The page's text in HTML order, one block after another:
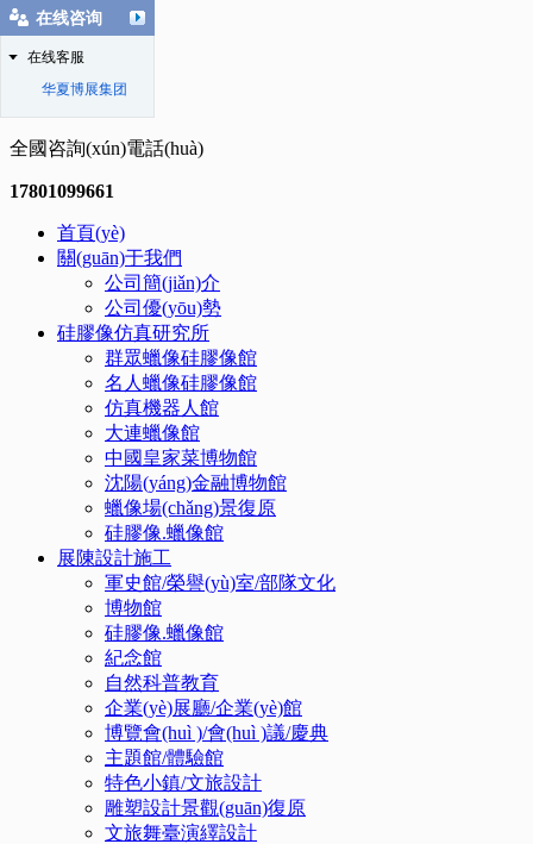
全國咨詢(xún)電話(huà)
17801099661
首頁(yè)
關(guān)于我們
公司簡(jiǎn)介
公司優(yōu)勢
硅膠像仿真研究所
群眾蠟像硅膠像館
名人蠟像硅膠像館
仿真機器人館
大連蠟像館
中國皇家菜博物館
沈陽(yáng)金融博物館
蠟像場(chǎng)景復原
硅膠像.蠟像館
展陳設計施工
軍史館/榮譽(yù)室/部隊文化
博物館
硅膠像.蠟像館
紀念館
自然科普教育
企業(yè)展廳/企業(yè)館
博覽會(huì )/會(huì )議/慶典
主題館/體驗館
特色小鎮/文旅設計
雕塑設計景觀(guān)復原
文旅舞臺演繹設計
在线咨询
在线客服
华夏博展集团